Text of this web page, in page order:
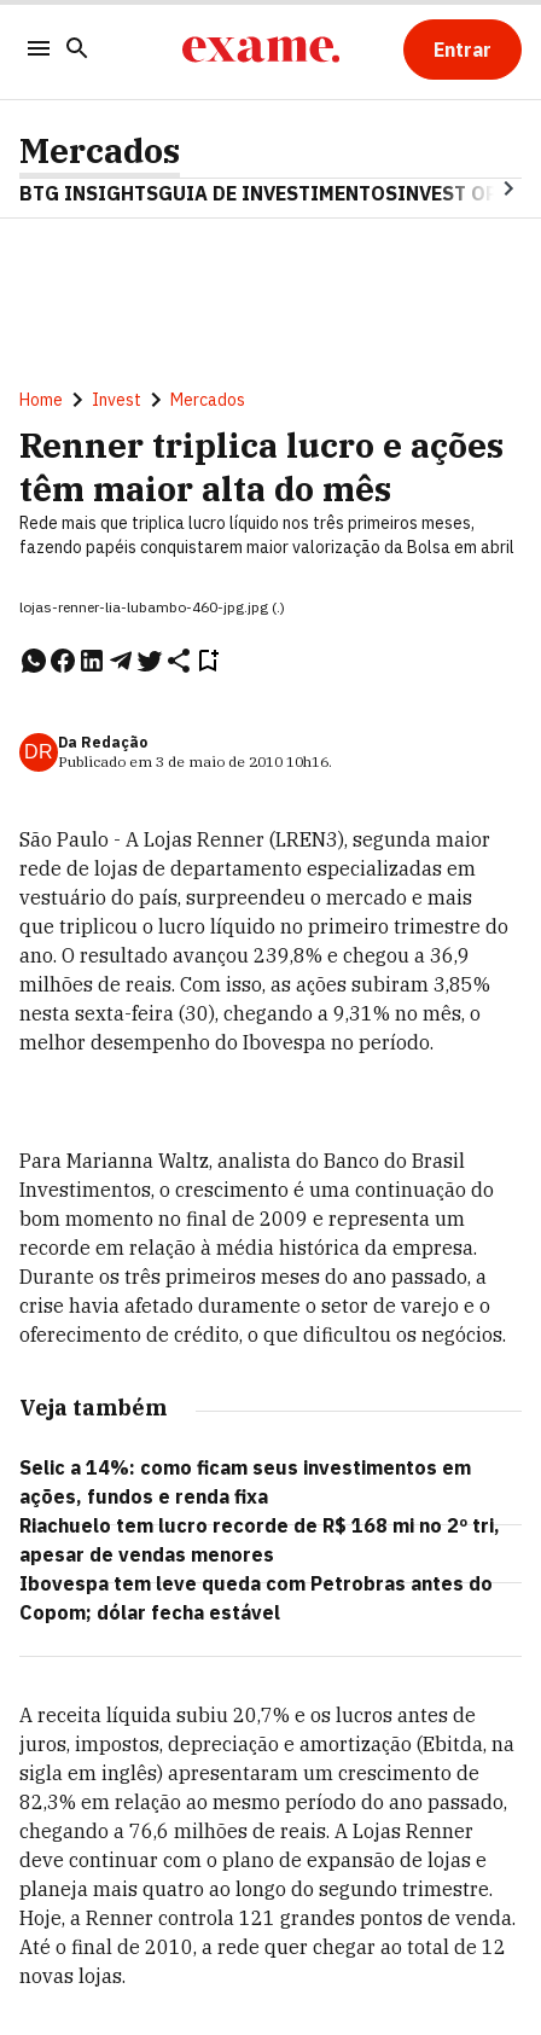
Entrar
Mercados
BTG INSIGHTSGUIA DE INVESTIMENTOSINVEST OPINA
Home Invest Mercados
Renner triplica lucro e ações
têm maior alta do mês
Rede mais que triplica lucro líquido nos três primeiros meses,
fazendo papéis conquistarem maior valorização da Bolsa em abril
lojas-renner-lia-lubambo-460-jpg.jpg (.)
DR Da Redação
Publicado em 3 de maio de 2010 10h16.
São Paulo - A Lojas Renner (LREN3), segunda maior
rede de lojas de departamento especializadas em
vestuário do país, surpreendeu o mercado e mais
que triplicou o lucro líquido no primeiro trimestre do
ano. O resultado avançou 239,8% e chegou a 36,9
milhões de reais. Com isso, as ações subiram 3,85%
nesta sexta-feira (30), chegando a 9,31% no mês, o
melhor desempenho do Ibovespa no período.
Para Marianna Waltz, analista do Banco do Brasil
Investimentos, o crescimento é uma continuação do
bom momento no final de 2009 e representa um
recorde em relação à média histórica da empresa.
Durante os três primeiros meses do ano passado, a
crise havia afetado duramente o setor de varejo e o
oferecimento de crédito, o que dificultou os negócios.
Veja também
Selic a 14%: como ficam seus investimentos em
ações, fundos e renda fixa
Riachuelo tem lucro recorde de R$ 168 mi no 2º tri,
apesar de vendas menores
Ibovespa tem leve queda com Petrobras antes do
Copom; dólar fecha estável
A receita líquida subiu 20,7% e os lucros antes de
juros, impostos, depreciação e amortização (Ebitda, na
sigla em inglês) apresentaram um crescimento de
82,3% em relação ao mesmo período do ano passado,
chegando a 76,6 milhões de reais. A Lojas Renner
deve continuar com o plano de expansão de lojas e
planeja mais quatro ao longo do segundo trimestre.
Hoje, a Renner controla 121 grandes pontos de venda.
Até o final de 2010, a rede quer chegar ao total de 12
novas lojas.